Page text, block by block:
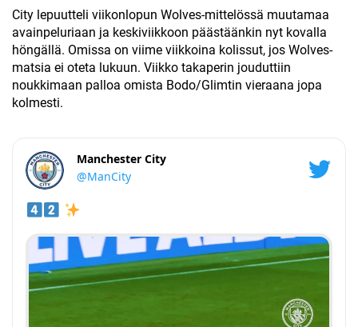
City lepuutteli viikonlopun Wolves-mittelössä muutamaa
avainpeluriaan ja keskiviikkoon päästäänkin nyt kovalla
höngällä. Omissa on viime viikkoina kolissut, jos Wolves-
matsia ei oteta lukuun. Viikko takaperin jouduttiin
noukkimaan palloa omista Bodo/Glimtin vieraana jopa
kolmesti.
Manchester City
@ManCity